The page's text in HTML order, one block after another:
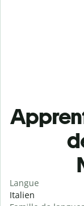
Langue
Italien